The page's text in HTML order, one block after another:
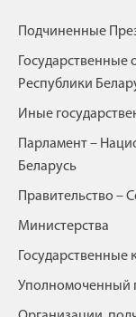
Подчиненные
Государственные
Республики
Иные
Парламент –
Беларусь
Правительство –
Министерства
Государственные
Уполномоченный